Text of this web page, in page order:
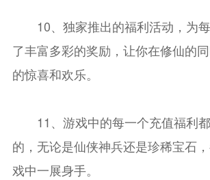
10、独家推出的福利活动，为
了丰富多彩的奖励，让你在修仙的
的惊喜和欢乐。
11、游戏中的每一个充值福利
的，无论是仙侠神兵还是珍稀宝石
戏中一展身手。